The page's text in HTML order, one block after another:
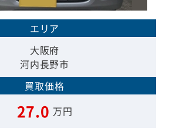
エリア
大阪府
河内長野市
買取価格
27.0 万円